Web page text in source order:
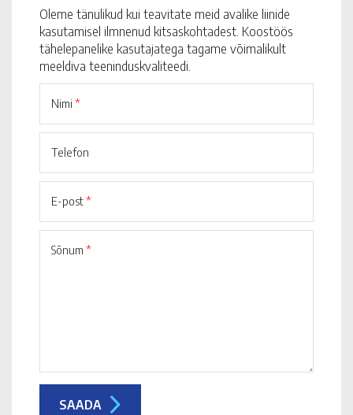
Oleme tänulikud kui teavitate meid avalike liinide
kasutamisel ilmnenud kitsaskohtadest. Koostöös
tähelepanelike kasutajatega tagame võimalikult
meeldiva teeninduskvaliteedi.
Nimi *
Telefon
E-post*
Sõnum *